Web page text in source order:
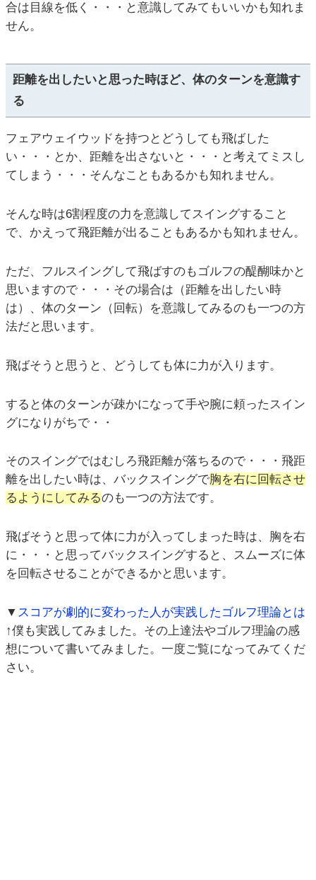
合は目線を低く・・・と意識してみてもいいかも知れま
せん。
距離を出したいと思った時ほど、体のターンを意識す
る
フェアウェイウッドを持つとどうしても飛ばした
い・・・とか、距離を出さないと・・・と考えてミスし
てしまう・・・そんなこともあるかも知れません。
そんな時は6割程度の力を意識してスイングすること
で、かえって飛距離が出ることもあるかも知れません。
ただ、フルスイングして飛ばすのもゴルフの醍醐味かと
思いますので・・・その場合は（距離を出したい時
は）、体のターン（回転）を意識してみるのも一つの方
法だと思います。
飛ばそうと思うと、どうしても体に力が入ります。
すると体のターンが疎かになって手や腕に頼ったスイン
グになりがちで・・
そのスイングではむしろ飛距離が落ちるので・・・飛距
離を出したい時は、バックスイングで胸を右に回転させ
るようにしてみるのも一つの方法です。
飛ばそうと思って体に力が入ってしまった時は、胸を右
に・・・と思ってバックスイングすると、スムーズに体
を回転させることができるかと思います。
▼ スコアが劇的に変わった人が実践したゴルフ理論とは
↑僕も実践してみました。その上達法やゴルフ理論の感
想について書いてみました。一度ご覧になってみてくだ
さい。